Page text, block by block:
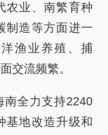
农业、南繁育种
制造等方面进一
渔业养殖、捕
交流频繁。
南全力支持2240
基地改造升级和